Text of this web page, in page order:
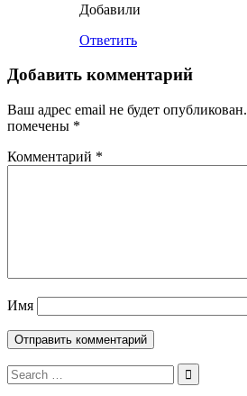
Добавили
Ответить
Добавить комментарий
Ваш адрес email не будет опубликован.
помечены *
Комментарий *
Имя
Search
for: